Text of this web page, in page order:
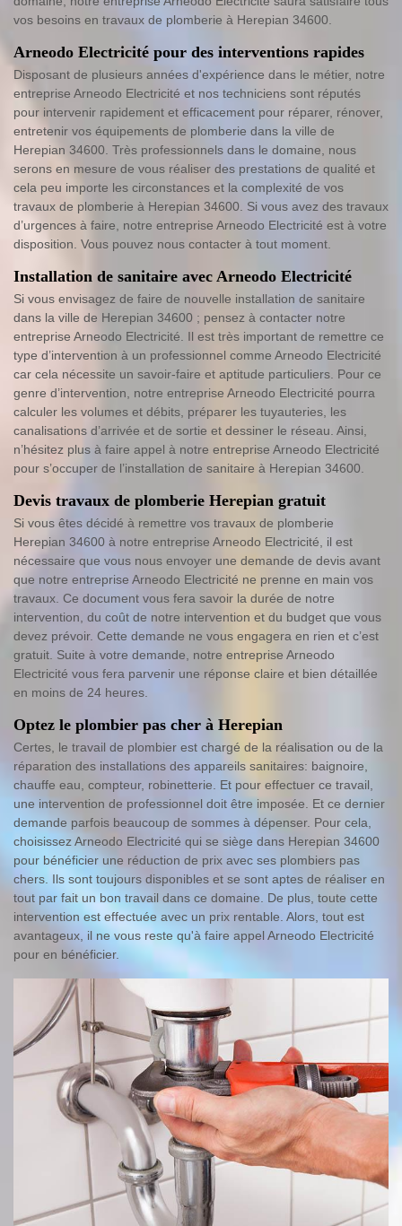
vos besoins en travaux de plomberie à Herepian 34600.
Arneodo Electricité pour des interventions rapides
Disposant de plusieurs années d'expérience dans le métier, notre
entreprise Arneodo Electricité et nos techniciens sont réputés
pour intervenir rapidement et efficacement pour réparer, rénover,
entretenir vos équipements de plomberie dans la ville de
Herepian 34600. Très professionnels dans le domaine, nous
serons en mesure de vous réaliser des prestations de qualité et
cela peu importe les circonstances et la complexité de vos
travaux de plomberie à Herepian 34600. Si vous avez des travaux
d’urgences à faire, notre entreprise Arneodo Electricité est à votre
disposition. Vous pouvez nous contacter à tout moment.
Installation de sanitaire avec Arneodo Electricité
Si vous envisagez de faire de nouvelle installation de sanitaire
dans la ville de Herepian 34600 ; pensez à contacter notre
entreprise Arneodo Electricité. Il est très important de remettre ce
type d’intervention à un professionnel comme Arneodo Electricité
car cela nécessite un savoir-faire et aptitude particuliers. Pour ce
genre d’intervention, notre entreprise Arneodo Electricité pourra
calculer les volumes et débits, préparer les tuyauteries, les
canalisations d’arrivée et de sortie et dessiner le réseau. Ainsi,
n’hésitez plus à faire appel à notre entreprise Arneodo Electricité
pour s’occuper de l’installation de sanitaire à Herepian 34600.
Devis travaux de plomberie Herepian gratuit
Si vous êtes décidé à remettre vos travaux de plomberie
Herepian 34600 à notre entreprise Arneodo Electricité, il est
nécessaire que vous nous envoyer une demande de devis avant
que notre entreprise Arneodo Electricité ne prenne en main vos
travaux. Ce document vous fera savoir la durée de notre
intervention, du coût de notre intervention et du budget que vous
devez prévoir. Cette demande ne vous engagera en rien et c’est
gratuit. Suite à votre demande, notre entreprise Arneodo
Electricité vous fera parvenir une réponse claire et bien détaillée
en moins de 24 heures.
Optez le plombier pas cher à Herepian
Certes, le travail de plombier est chargé de la réalisation ou de la
réparation des installations des appareils sanitaires: baignoire,
chauffe eau, compteur, robinetterie. Et pour effectuer ce travail,
une intervention de professionnel doit être imposée. Et ce dernier
demande parfois beaucoup de sommes à dépenser. Pour cela,
choisissez Arneodo Electricité qui se siège dans Herepian 34600
pour bénéficier une réduction de prix avec ses plombiers pas
chers. Ils sont toujours disponibles et se sont aptes de réaliser en
tout par fait un bon travail dans ce domaine. De plus, toute cette
intervention est effectuée avec un prix rentable. Alors, tout est
avantageux, il ne vous reste qu'à faire appel Arneodo Electricité
pour en bénéficier.